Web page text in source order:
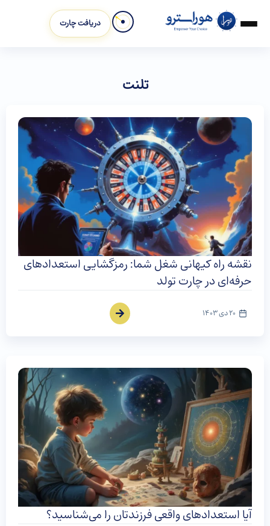
دریافت چارت
تلنت
نقشه راه کیهانی شغل شما: رمزگشایی استعدادهای
حرفه‌ای در چارت تولد
20 دی 1403
آیا استعدادهای واقعی فرزندتان را می‌شناسید؟